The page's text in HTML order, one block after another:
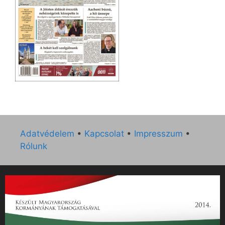
Adatvédelem • Kapcsolat • Impresszum •
Rólunk